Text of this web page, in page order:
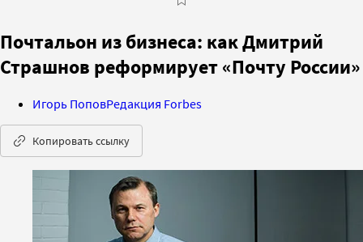
Почтальон из бизнеса: как Дмитрий
Страшнов реформирует «Почту России»
Игорь ПоповРедакция Forbes
Копировать ссылку